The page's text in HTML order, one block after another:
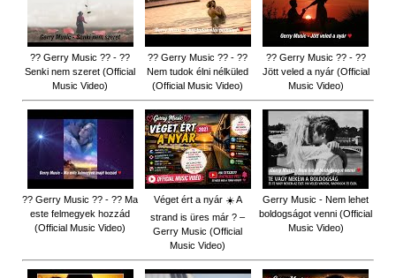
?? Gerry Music ?? - ??
Senki nem szeret (Official
Music Video)
?? Gerry Music ?? - ??
Nem tudok élni nélküled
(Official Music Video)
?? Gerry Music ?? - ??
Jött veled a nyár (Official
Music Video)
?? Gerry Music ?? - ?? Ma
este felmegyek hozzád
(Official Music Video)
Véget ért a nyár ☀️ A
strand is üres már ? –
Gerry Music (Official
Music Video)
Gerry Music - Nem lehet
boldogságot venni (Official
Music Video)